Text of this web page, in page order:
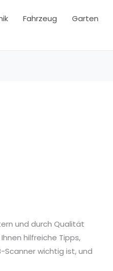
Fahrzeug Garten
und durch Qualität
hilfreiche Tipps,
Scanner wichtig ist, und